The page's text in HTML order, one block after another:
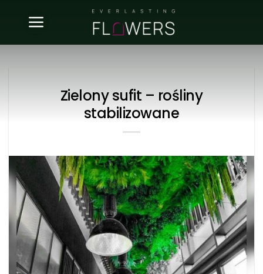
Zielony sufit – rośliny
stabilizowane